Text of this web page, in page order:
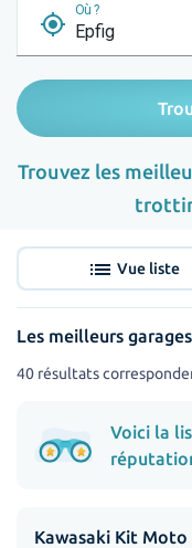
my_location
Où ?
Trouvez les
list Vue liste
Les meilleurs
40 résultats
Voici la
Kawasaki Kit